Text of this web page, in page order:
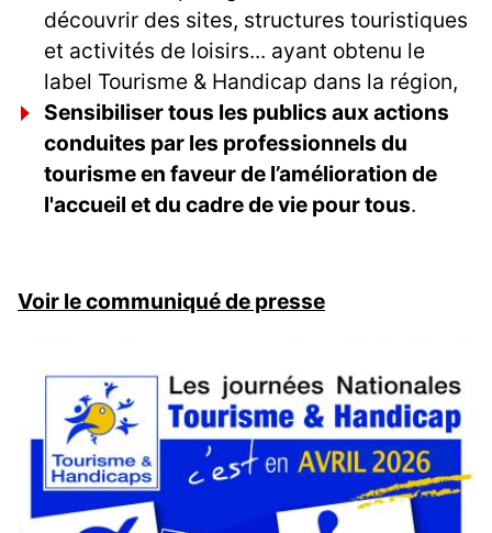
découvrir des sites, structures touristiques
et activités de loisirs... ayant obtenu le
label Tourisme & Handicap dans la région,
Sensibiliser tous les publics aux actions
conduites par les professionnels du
tourisme en faveur de l’amélioration de
l'accueil et du cadre de vie pour tous.
Voir le communiqué de presse